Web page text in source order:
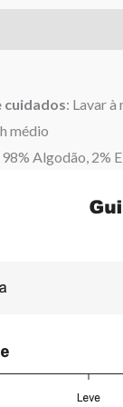
cuidados: Lavar à
médio
98% Algodão, 2%